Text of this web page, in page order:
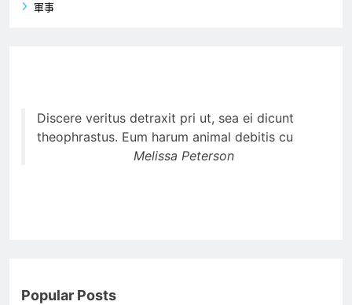
軍事
Discere veritus detraxit pri ut, sea ei dicunt
theophrastus. Eum harum animal debitis cu
Melissa Peterson
Popular Posts